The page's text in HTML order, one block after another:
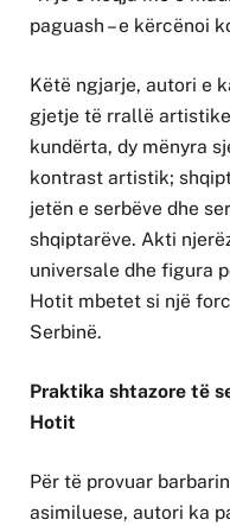
paguash – e kërcënoi
Këtë ngjarje, autori e
gjetje të rrallë
kundërta, dy mënyra
kontrast artistik;
jetën e serbëve dhe
shqiptarëve. Akti
universale dhe figura
Hotit mbetet si një
Serbinë.
Praktika shtazore të
Hotit
Për të provuar
asimiluese, autori ka